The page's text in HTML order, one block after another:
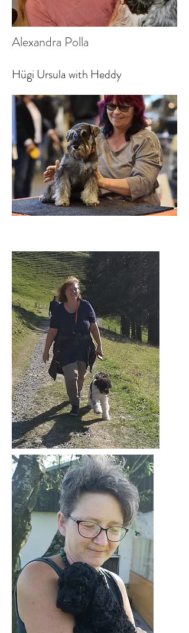
Alexandra Polla
Hügi Ursula with Heddy